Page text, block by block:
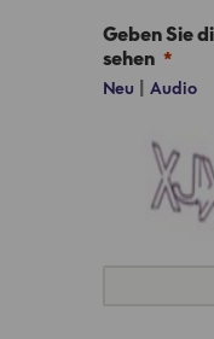
Geben Sie
sehen
Neu |Audio